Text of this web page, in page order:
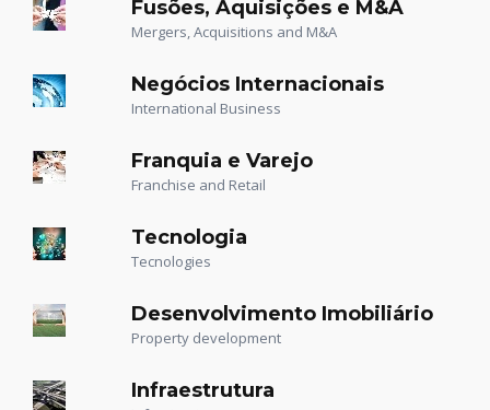
Fusões, Aquisições e M&A
Mergers, Acquisitions and M&A
Negócios Internacionais
International Business
Franquia e Varejo
Franchise and Retail
Tecnologia
Tecnologies
Desenvolvimento Imobiliário
Property development
Infraestrutura